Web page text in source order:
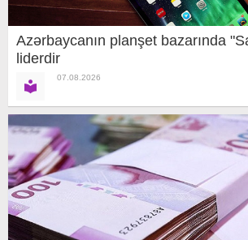
Azərbaycanın planşet bazarında
liderdir
07.08.2026